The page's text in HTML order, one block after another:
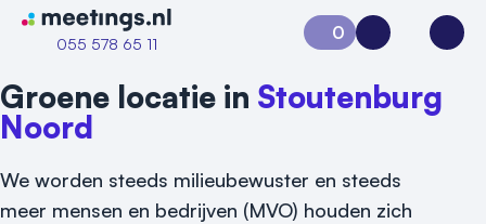
Naar home van Meetings
055 578 65 11
0
Aanvraag 0Inloggen
Groene locatie in Stoutenburg
Noord
We worden steeds milieubewuster en steeds
meer mensen en bedrijven (MVO) houden zich